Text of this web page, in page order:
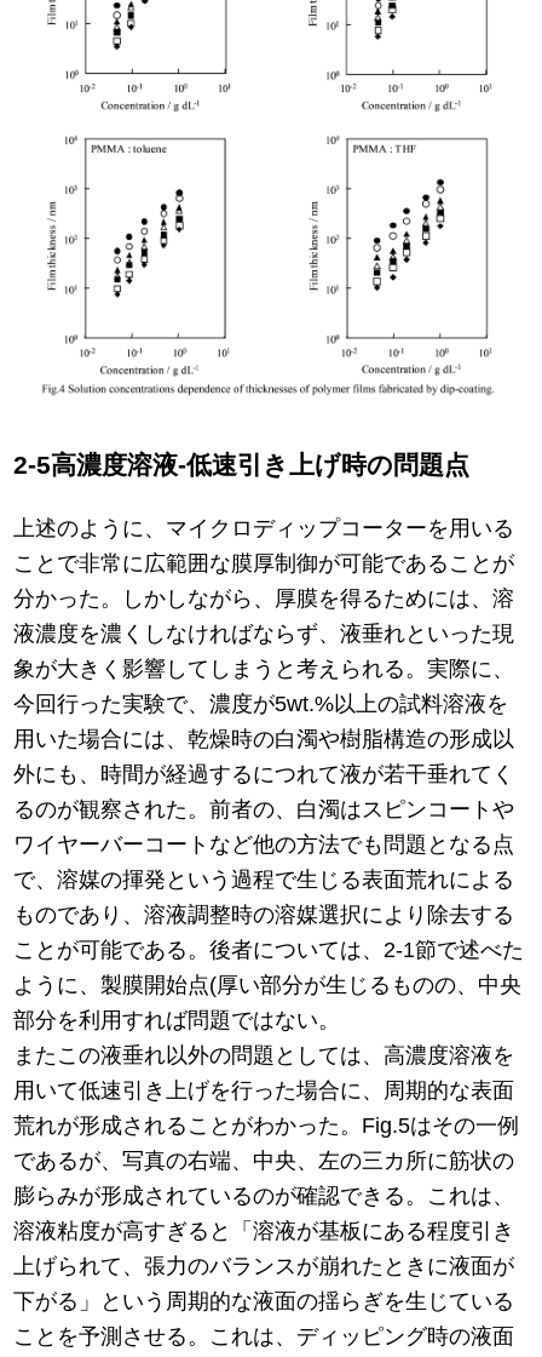
2-5高濃度溶液-低速引き上げ時の問題点
上述のように、マイクロディップコーターを用いる
ことで非常に広範囲な膜厚制御が可能であることが
分かった。しかしながら、厚膜を得るためには、溶
液濃度を濃くしなければならず、液垂れといった現
象が大きく影響してしまうと考えられる。実際に、
今回行った実験で、濃度が5wt.%以上の試料溶液を
用いた場合には、乾燥時の白濁や樹脂構造の形成以
外にも、時間が経過するにつれて液が若干垂れてく
るのが観察された。前者の、白濁はスピンコートや
ワイヤーバーコートなど他の方法でも問題となる点
で、溶媒の揮発という過程で生じる表面荒れによる
ものであり、溶液調整時の溶媒選択により除去する
ことが可能である。後者については、2-1節で述べた
ように、製膜開始点(厚い部分が生じるものの、中央
部分を利用すれば問題ではない。
またこの液垂れ以外の問題としては、高濃度溶液を
用いて低速引き上げを行った場合に、周期的な表面
荒れが形成されることがわかった。Fig.5はその一例
であるが、写真の右端、中央、左の三カ所に筋状の
膨らみが形成されているのが確認できる。これは、
溶液粘度が高すぎると「溶液が基板にある程度引き
上げられて、張力のバランスが崩れたときに液面が
下がる」という周期的な液面の揺らぎを生じている
ことを予測させる。これは、ディッピング時の液面